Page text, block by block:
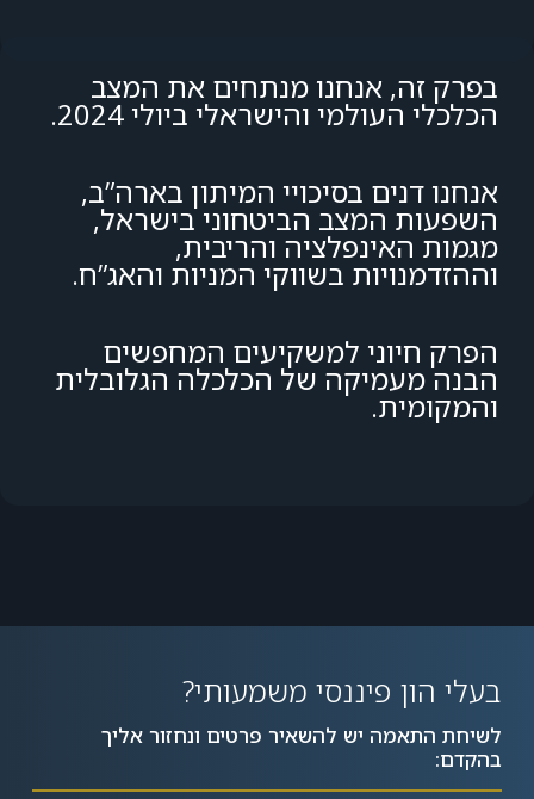
בפרק זה, אנחנו מנתחים את המצב
הכלכלי העולמי והישראלי ביולי 2024.
אנחנו דנים בסיכויי המיתון בארה”ב,
השפעות המצב הביטחוני בישראל,
מגמות האינפלציה והריבית,
וההזדמנויות בשווקי המניות והאג”ח.
הפרק חיוני למשקיעים המחפשים
הבנה מעמיקה של הכלכלה הגלובלית
והמקומית.
בעלי הון פיננסי משמעותי?
לשיחת התאמה יש להשאיר פרטים ונחזור אליך
בהקדם: